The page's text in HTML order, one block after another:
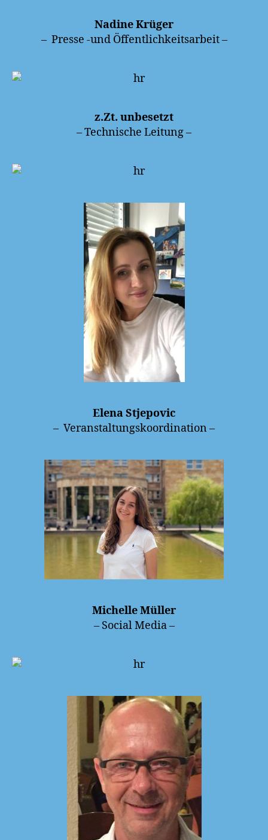
Nadine Krüger
– Presse -und Öffentlichkeitsarbeit –
z.Zt. unbesetzt
– Technische Leitung –
Elena Stjepovic
– Veranstaltungskoordination –
Michelle Müller
– Social Media –